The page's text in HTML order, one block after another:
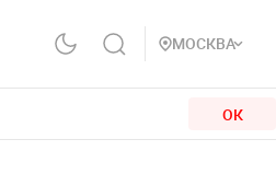
МОСКВА
ОК